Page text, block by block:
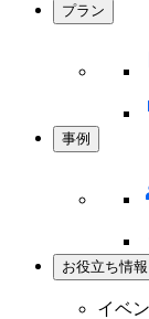
プラン
事例
お役立ち情報
イベ